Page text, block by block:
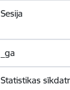
Sesija
_ga
Statistikas